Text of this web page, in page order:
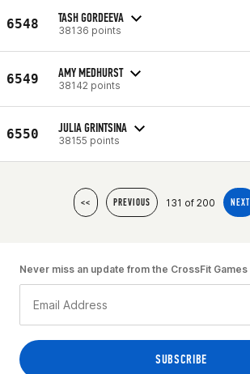
6548 TASH GORDEEVA
38136 points
6549 AMY MEDHURST
38142 points
6550 JULIA GRINTSINA
38155 points
<< PREVIOUS 131 of 200 NEXT
Never miss an update from the CrossFit Games